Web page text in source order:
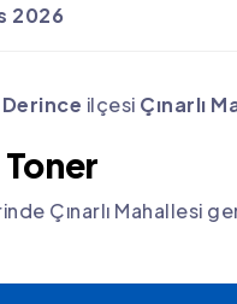
2026
Derince ilçesi Çınarlı
Çınarlı Mahallesi